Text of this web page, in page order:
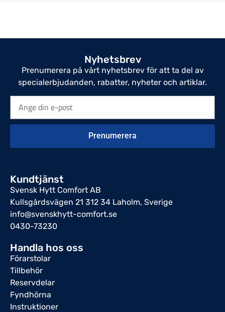
Nyhetsbrev
Prenumerera på vårt nyhetsbrev för att ta del av
specialerbjudanden, rabatter, nyheter och artiklar.
Prenumerera
Kundtjänst
Svensk Hytt Comfort AB
Kullsgårdsvägen 21 312 34 Laholm, Sverige
info@svenskhytt-comfort.se
0430-73230
Handla hos oss
Förarstolar
Tillbehör
Reservdelar
Fyndhörna
Instruktioner